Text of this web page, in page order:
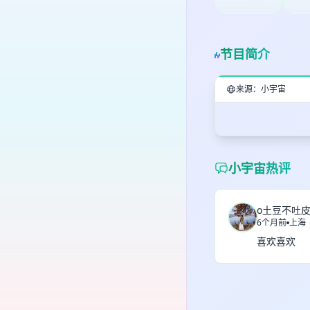
节目简介
来源：小宇宙
小宇宙热评
o土豆不吐皮
6个月前 上海
喜欢喜欢